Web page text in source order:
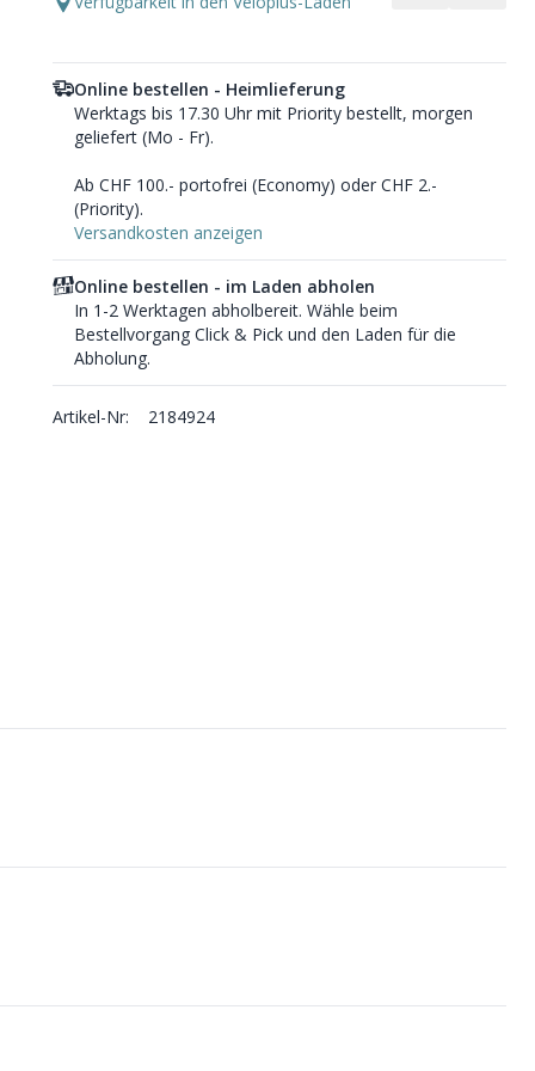
Online bestellen - Heimlieferung
Werktags bis 17.30 Uhr mit Priority bestellt, morgen
geliefert (Mo - Fr).
Ab CHF 100.- portofrei (Economy) oder CHF 2.-
(Priority).
Versandkosten anzeigen
Online bestellen - im Laden abholen
In 1-2 Werktagen abholbereit. Wähle beim
Bestellvorgang Click & Pick und den Laden für die
Abholung.
Artikel-Nr: 2184924